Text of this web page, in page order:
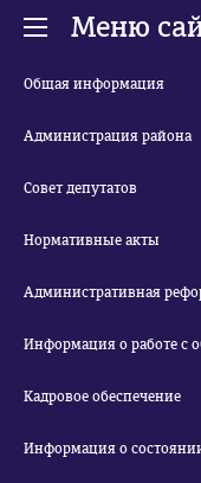
Меню
Общая информация
Администрация района
Совет депутатов
Нормативные акты
Административная
Информация о работе с
Кадровое обеспечение
Информация о